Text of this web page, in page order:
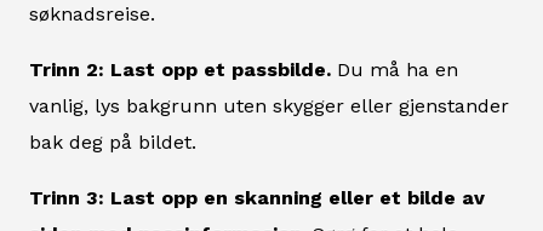
søknadsreise.
Trinn 2: Last opp et passbilde. Du må ha en
vanlig, lys bakgrunn uten skygger eller gjenstander
bak deg på bildet.
Trinn 3: Last opp en skanning eller et bilde av